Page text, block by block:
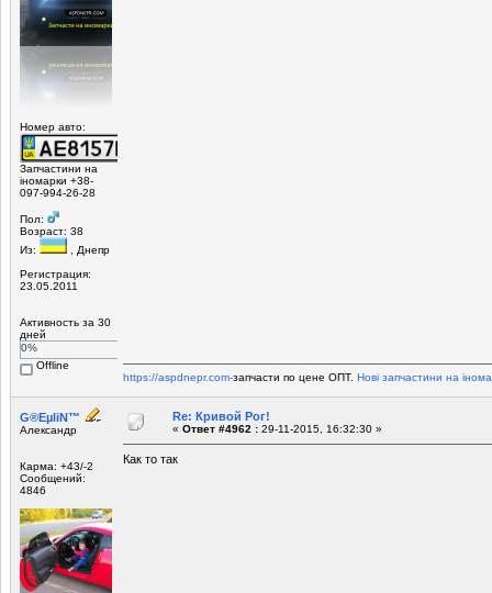
Номер авто:
Запчастини на
іномарки +38-
097-994-26-28
Пол:
Возраст: 38
Из:
, Днепр
Регистрация:
23.05.2011
Активность за 30
дней
0%
Offline
https://aspdnepr.com-запчасти по цене ОПТ. Нові запчастини на
G®EµliN™
Александр
Карма: +43/-2
Сообщений:
4846
Re: Кривой Рог!
« Ответ #4962 : 29-11-2015, 16:32:30 »
Как то так